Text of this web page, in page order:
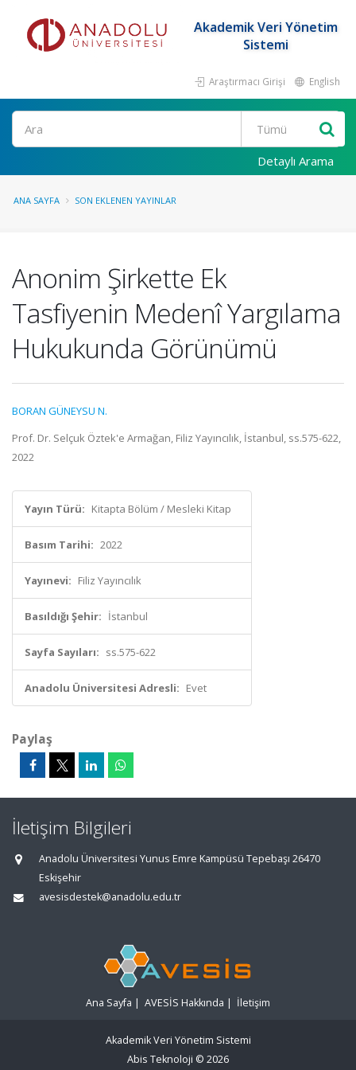
Akademik Veri Yönetim
Sistemi
Araştırmacı Girişi English
Ara
Detaylı Arama
ANA SAYFA SON EKLENEN YAYINLAR
Anonim Şirkette Ek
Tasfiyenin Medenî Yargılama
Hukukunda Görünümü
BORAN GÜNEYSU N.
Prof. Dr. Selçuk Öztek'e Armağan, Filiz Yayıncılık, İstanbul, ss.575-622,
2022
Yayın Türü: Kitapta Bölüm / Mesleki Kitap
Basım Tarihi: 2022
Yayınevi: Filiz Yayıncılık
Basıldığı Şehir: İstanbul
Sayfa Sayıları: ss.575-622
Anadolu Üniversitesi Adresli: Evet
Paylaş
İletişim Bilgileri
Anadolu Üniversitesi Yunus Emre Kampüsü Tepebaşı 26470
Eskişehir
avesisdestek@anadolu.edu.tr
Ana Sayfa | AVESİS Hakkında | İletişim
Akademik Veri Yönetim Sistemi
Abis Teknoloji © 2026